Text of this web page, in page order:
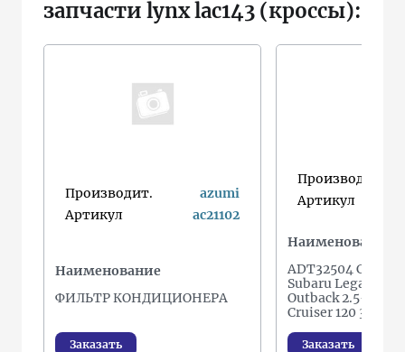
запчасти lynx lac143 (кроссы):
Производит.
azumi
Артикул
ac21102
Наименование
ФИЛЬТР КОНДИЦИОНЕРА
Заказать
Производит.
Артикул
Наименование
ADT32504
Subaru Legacy
Outback 2.5-3.0
Cruiser 120 3.0 D-
Заказать